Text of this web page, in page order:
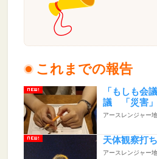
これまでの報告
「もしも会
議 「災害」
アースレンジャー
天体観察打
アースレンジャー